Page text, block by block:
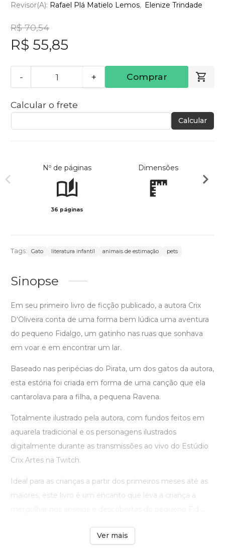
Revisor(a): Rafael Plá Matielo Lemos Elenize Trindade
R$ 70,54
R$ 55,85
- + Comprar
Calcular o frete
Calcular
Nº de páginas
36 páginas
Dimensões
Tags: Gato literatura infantil animais de estimação pets
Sinopse
Em seu primeiro livro de ficção publicado, a autora Crix
D'Oliveira conta de uma forma bem lúdica uma aventura
do pequeno Fidalgo, um gatinho nas ruas que sonhava
em voar e em encontrar um lar.
Baseado nas peripécias do Pirata, um dos gatos da autora,
esta estória foi criada em forma de uma canção que ela
cantarolava para a filha, a pequena Ravena.
Totalmente ilustrado pela autora, com fundos feitos em
aquarela tradicional e os personagens ilustrados
digitalmente durante as transmissões ao vivo do Estúdio
Crix Artes na Twitch.
Ideal para as crianças a partir dos primeiros meses até as
maiores, este livro é um encanto que leva a criança a
Ver mais